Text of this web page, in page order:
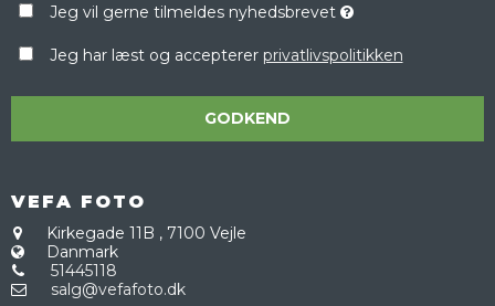
Jeg vil gerne tilmeldes nyhedsbrevet
Jeg har læst og accepterer privatlivspolitikken
GODKEND
VEFA FOTO
Kirkegade 11B , 7100 Vejle
Danmark
51445118
salg@vefafoto.dk